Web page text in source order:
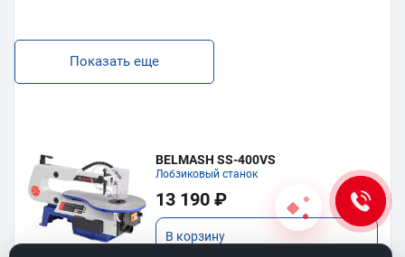
Показать еще
BELMASH SS-400VS
Лобзиковый станок
13 190 ₽
В корзину